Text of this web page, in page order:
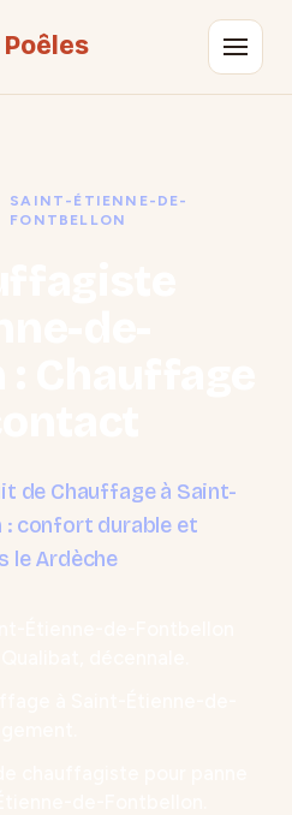
SAINT-ÉTIENNE-DE-
FONTBELLON
de Chauffage à Saint-
: confort durable et
le Ardèche
chauffagiste pour panne
de-Fontbellon.